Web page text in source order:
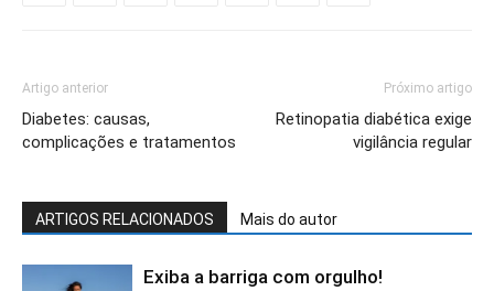
Artigo anterior
Diabetes: causas,
complicações e tratamentos
Próximo artigo
Retinopatia diabética exige
vigilância regular
ARTIGOS RELACIONADOS Mais do autor
Exiba a barriga com orgulho!